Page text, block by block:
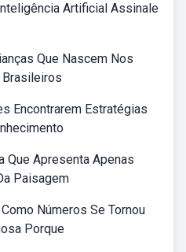
Artificial Assinale
Que Nascem Nos
Encontrarem Estratégias
Que Apresenta Apenas
Paisagem
Números Se Tornou
Porque